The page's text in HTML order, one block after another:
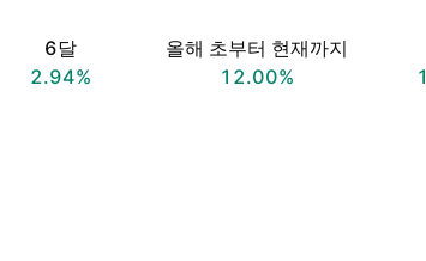
6달
2.94%
올해 초부터 현재까지
12.00%